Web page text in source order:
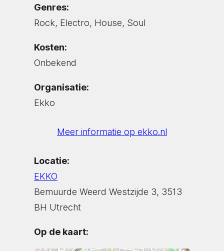
Genres:
Rock, Electro, House, Soul
Kosten:
Onbekend
Organisatie:
Ekko
Meer informatie op ekko.nl
Locatie:
EKKO
Bemuurde Weerd Westzijde 3, 3513
BH Utrecht
Op de kaart: